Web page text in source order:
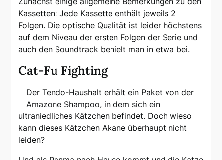
Kassetten: Jede Kassette enthält jeweils 2
Folgen. Die optische Qualität ist leider höchstens
auf dem Niveau der ersten Folgen der Serie und
auch den Soundtrack behielt man in etwa bei.
Cat-Fu Fighting
Der Tendo-Haushalt erhält ein Paket von der
Amazone Shampoo, in dem sich ein
ultraniedliches Kätzchen befindet. Doch wieso
kann dieses Kätzchen Akane überhaupt nicht
leiden?